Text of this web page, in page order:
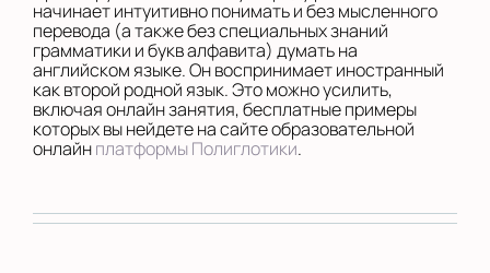
начинает интуитивно понимать и без мысленного
перевода (а также без специальных знаний
грамматики и букв алфавита) думать на
английском языке. Он воспринимает иностранный
как второй родной язык. Это можно усилить,
включая онлайн занятия, бесплатные примеры
которых вы нейдете на сайте образовательной
онлайнплатформы Полиглотики.